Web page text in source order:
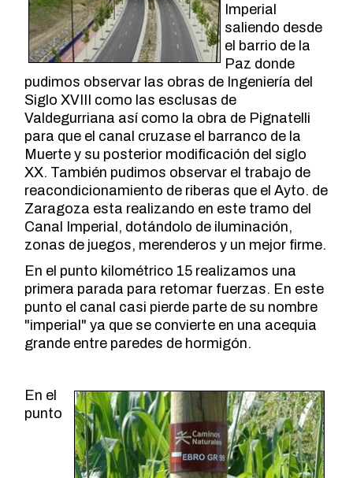
Imperial
saliendo desde
el barrio de la
Paz donde
pudimos observar las obras de Ingeniería del
Siglo XVIII como las esclusas de
Valdegurriana así como la obra de Pignatelli
para que el canal cruzase el barranco de la
Muerte y su posterior modificación del siglo
XX. También pudimos observar el trabajo de
reacondicionamiento de riberas que el Ayto. de
Zaragoza esta realizando en este tramo del
Canal Imperial, dotándolo de iluminación,
zonas de juegos, merenderos y un mejor firme.
En el punto kilométrico 15 realizamos una
primera parada para retomar fuerzas. En este
punto el canal casi pierde parte de su nombre
"imperial" ya que se convierte en una acequia
grande entre paredes de hormigón.
En el
punto